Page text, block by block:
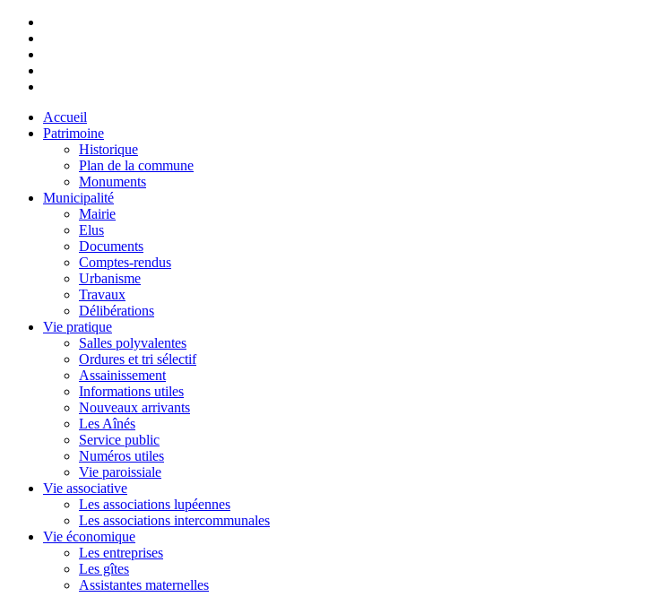
Accueil
Patrimoine
Historique
Plan de la commune
Monuments
Municipalité
Mairie
Elus
Documents
Comptes-rendus
Urbanisme
Travaux
Délibérations
Vie pratique
Salles polyvalentes
Ordures et tri sélectif
Assainissement
Informations utiles
Nouveaux arrivants
Les Aînés
Service public
Numéros utiles
Vie paroissiale
Vie associative
Les associations lupéennes
Les associations intercommunales
Vie économique
Les entreprises
Les gîtes
Assistantes maternelles